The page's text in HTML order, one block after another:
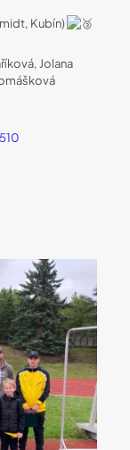
Kubín)
Jolana